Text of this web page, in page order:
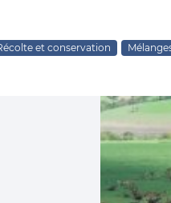
et conservation